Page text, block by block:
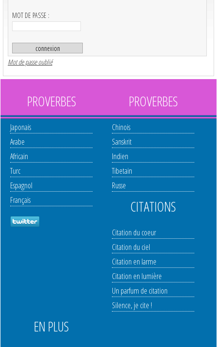
MOT DE PASSE :
Mot de passe oublié
PROVERBES
Japonais
Arabe
Africain
Turc
Espagnol
Français
PROVERBES
Chinois
Sanskrit
Indien
Tibetain
Russe
CITATIONS
Citation du coeur
Citation du ciel
Citation en larme
Citation en lumière
Un parfum de citation
Silence, je cite !
EN PLUS